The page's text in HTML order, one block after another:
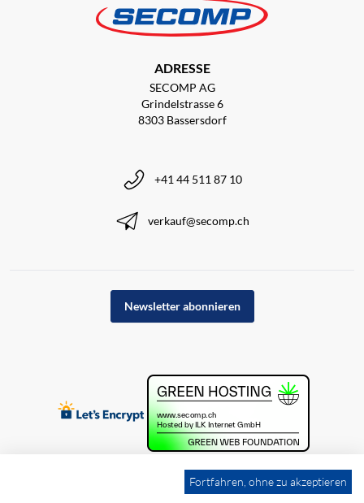
ADRESSE
SECOMP AG
Grindelstrasse 6
8303 Bassersdorf
+41 44 511 87 10
verkauf@secomp.ch
Newsletter abonnieren
Fortfahren, ohne zu akzeptieren